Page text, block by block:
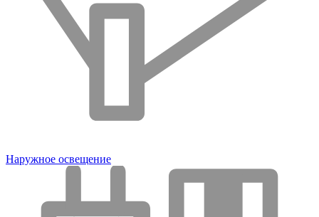
Наружное освещение